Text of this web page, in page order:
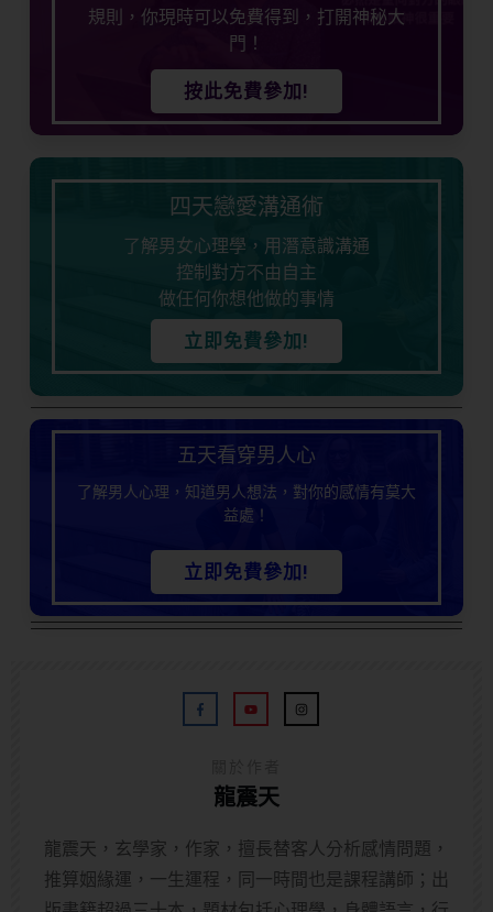
規則，你現時可以免費得到，打開神秘大
門！
按此免費參加!
四天戀愛溝通術
了解男女心理學，用潛意識溝通
控制對方不由自主
做任何你想他做的事情
立即免費參加!
五天看穿男人心
了解男人心理，知道男人想法，對你的感情有莫大
益處！
立即免費參加!
龍震天
龍震天，玄學家，作家，擅長替客人分析感情問題，
推算姻緣運，一生運程，同一時間也是課程講師；出